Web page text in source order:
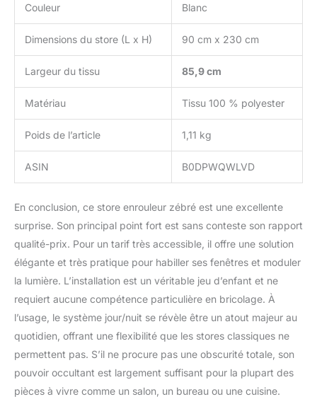
Couleur Blanc
Dimensions du store (L x H) 90 cm x 230 cm
Largeur du tissu 85,9 cm
Matériau Tissu 100 % polyester
Poids de l’article 1,11 kg
ASIN B0DPWQWLVD
En conclusion, ce store enrouleur zébré est une excellente
surprise. Son principal point fort est sans conteste son rapport
qualité-prix. Pour un tarif très accessible, il offre une solution
élégante et très pratique pour habiller ses fenêtres et moduler
la lumière. L’installation est un véritable jeu d’enfant et ne
requiert aucune compétence particulière en bricolage. À
l’usage, le système jour/nuit se révèle être un atout majeur au
quotidien, offrant une flexibilité que les stores classiques ne
permettent pas. S’il ne procure pas une obscurité totale, son
pouvoir occultant est largement suffisant pour la plupart des
pièces à vivre comme un salon, un bureau ou une cuisine.